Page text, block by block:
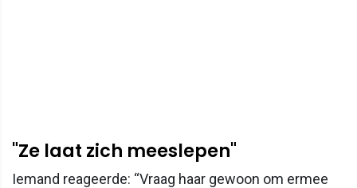
"Ze laat zich meeslepen"
Iemand reageerde: “Vraag haar gewoon om ermee